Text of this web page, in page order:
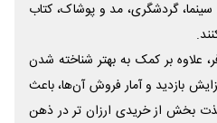
سینما، گردشگری، مد و پوشاک، کتاب
علاوه بر کمک به بهتر شناخته شدن
بازدید و آمار فروش آن‌ها، باعث
بخش از خریدی ارزان تر در ذهن